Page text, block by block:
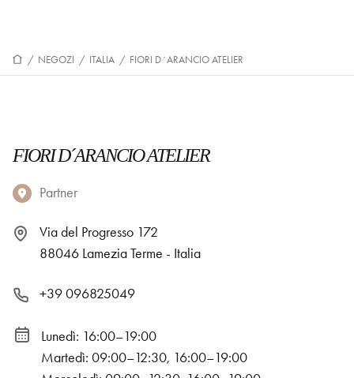
/ NEGOZI / ITALIA / FIORI D´ARANCIO ATELIER
FIORI D´ARANCIO ATELIER
Partner
Via del Progresso 172
88046 Lamezia Terme - Italia
+39 096825049
Lunedì: 16:00–19:00
Martedì: 09:00–12:30, 16:00–19:00